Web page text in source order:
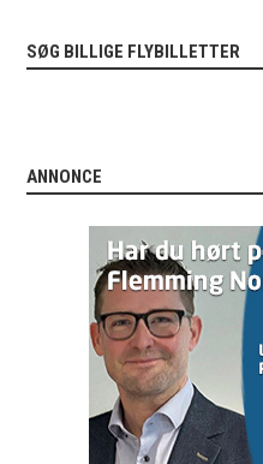
SØG BILLIGE FLYBILLETTER
ANNONCE